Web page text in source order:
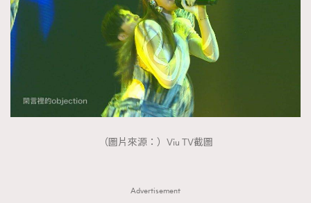
（圖片來源：）Viu TV截圖
Advertisement